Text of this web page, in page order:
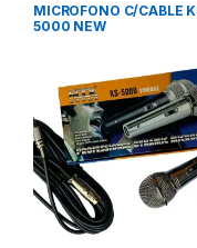
MICROFONO C/CABLE
5000 NEW